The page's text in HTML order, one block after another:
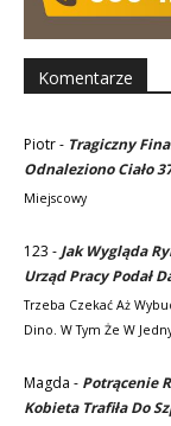
Komentarze
Piotr- Tragiczny
Odnaleziono Ciało
Miejscowy
123 - Jak Wygląda
Urząd Pracy Podał
Trzeba Czekać Aż
Dino. W Tym Że W
Magda - Potrącenie
Kobieta Trafiła Do